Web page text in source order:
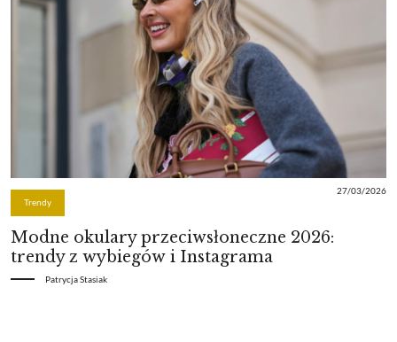
Trendy
27/03/2026
Modne okulary przeciwsłoneczne 2026:
trendy z wybiegów i Instagrama
Patrycja Stasiak